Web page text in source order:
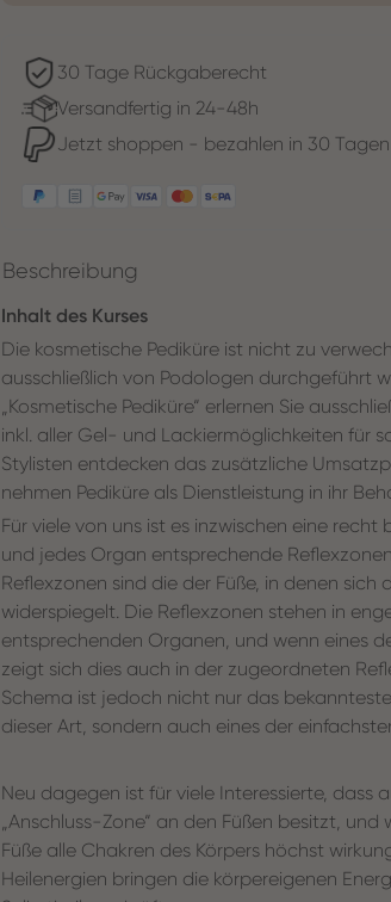
30 Tage Rückgaberecht
Versandfertig in 24-48h
Jetzt shoppen - bezahlen in 30 Tagen
Beschreibung
Inhalt des Kurses
Die kosmetische Pediküre ist nicht zu
ausschließlich von Podologen durchgeführt
„Kosmetische Pediküre“ erlernen Sie
inkl. aller Gel- und Lackiermöglichkeiten für
Stylisten entdecken das zusätzliche
nehmen Pediküre als Dienstleistung in ihr
Für viele von uns ist es inzwischen eine
und jedes Organ entsprechende
Reflexzonen sind die der Füße, in denen
widerspiegelt. Die Reflexzonen stehen in
entsprechenden Organen, und wenn eines
zeigt sich dies auch in der zugeordneten
Schema ist jedoch nicht nur das
dieser Art, sondern auch eines der
Neu dagegen ist für viele Interessierte, dass
„Anschluss-Zone“ an den Füßen besitzt,
Füße alle Chakren des Körpers höchst
Heilenergien bringen die körpereigenen